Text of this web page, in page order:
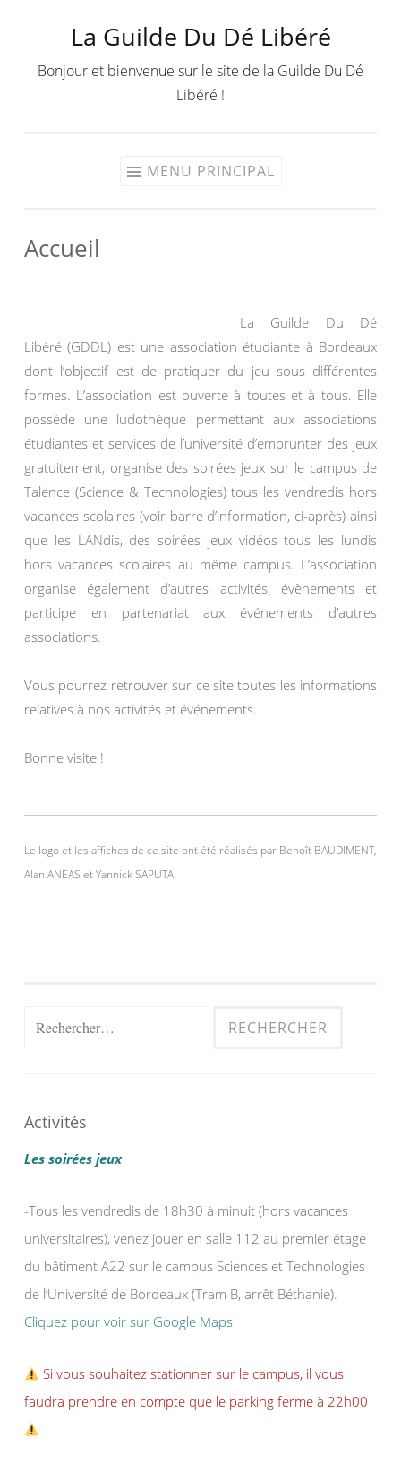
contenu
La Guilde Du Dé Libéré
Bonjour et bienvenue sur le site de la Guilde Du Dé
Libéré !
MENU PRINCIPAL
Accueil
La Guilde Du Dé
Libéré (GDDL) est une association étudiante à Bordeaux
dont l’objectif est de pratiquer du jeu sous différentes
formes. L’association est ouverte à toutes et à tous. Elle
possède une ludothèque permettant aux associations
étudiantes et services de l’université d’emprunter des jeux
gratuitement, organise des soirées jeux sur le campus de
Talence (Science & Technologies) tous les vendredis hors
vacances scolaires (voir barre d’information, ci-après) ainsi
que les LANdis, des soirées jeux vidéos tous les lundis
hors vacances scolaires au même campus. L’association
organise également d’autres activités, évènements et
participe en partenariat aux événements d’autres
associations.
Vous pourrez retrouver sur ce site toutes les informations
relatives à nos activités et événements.
Bonne visite !
Le logo et les affiches de ce site ont été réalisés par Benoît BAUDIMENT,
Alan ANEAS et Yannick SAPUTA
Rechercher :
Activités
Les soirées jeux
-Tous les vendredis de 18h30 à minuit (hors vacances
universitaires), venez jouer en salle 112 au premier étage
du bâtiment A22 sur le campus Sciences et Technologies
de l’Université de Bordeaux (Tram B, arrêt Béthanie).
Cliquez pour voir sur Google Maps
Si vous souhaitez stationner sur le campus, il vous
faudra prendre en compte que le parking ferme à 22h00